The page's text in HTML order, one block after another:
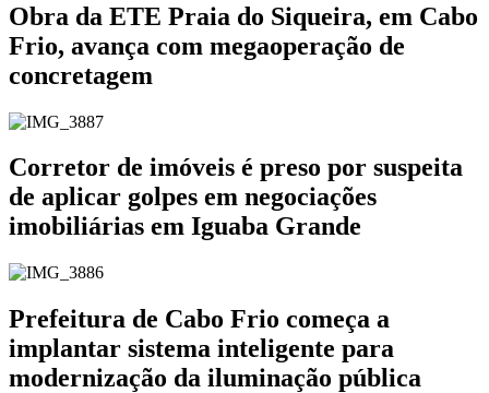
Obra da ETE Praia do Siqueira, em Cabo
Frio, avança com megaoperação de
concretagem
Corretor de imóveis é preso por suspeita
de aplicar golpes em negociações
imobiliárias em Iguaba Grande
Prefeitura de Cabo Frio começa a
implantar sistema inteligente para
modernização da iluminação pública